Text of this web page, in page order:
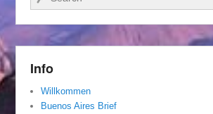
Info
Willkommen
Buenos Aires Brief